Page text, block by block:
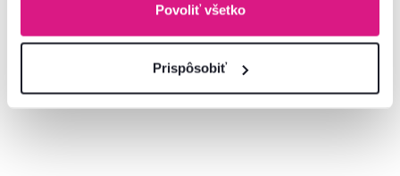
Povoliť všetko
Prispôsobiť